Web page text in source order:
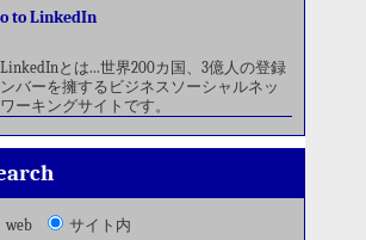
to LinkedIn
とは...世界200カ国、3億人の登録
ンバーを擁するビジネスソーシャルネッ
ワーキングサイトです。
web サイト内